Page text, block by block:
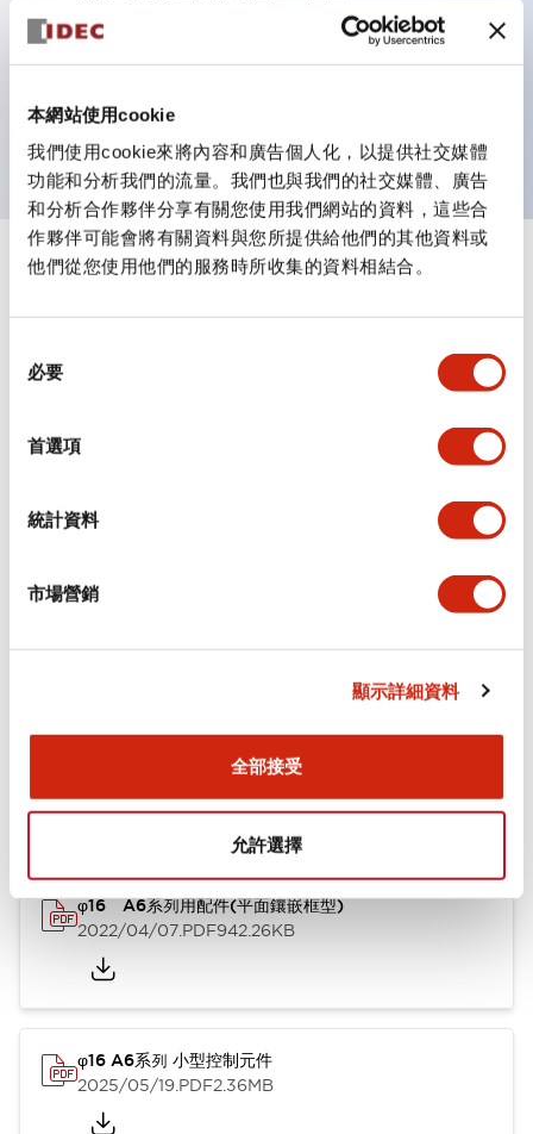
本網站使用cookie
我們使用cookie來將內容和廣告個人化，以提供社交媒體
功能和分析我們的流量。我們也與我們的社交媒體、廣告
和分析合作夥伴分享有關您使用我們網站的資料，這些合
作夥伴可能會將有關資料與您所提供給他們的其他資料或
他們從您使用他們的服務時所收集的資料相結合。
必要
首選項
統計資料
市場營銷
顯示詳細資料
全部接受
允許選擇
防護結構具備IP40和IP65等級。（IEC 60529）
獲得UL・CSA認證。符合EN（歐洲）標準。 獲得CCC
可使用專用配件輕鬆更換為Φ22閃光輪廓
規格
環境規範
機械規格
安裝和安裝規範
型錄和宣傳手冊 CAD檔 認證與標準 技術文件
φ16 A6系列用配件(平面鑲嵌框型)
2022/04/07.PDF942.26KB
φ16 A6系列 小型控制元件
2025/05/19.PDF2.36MB